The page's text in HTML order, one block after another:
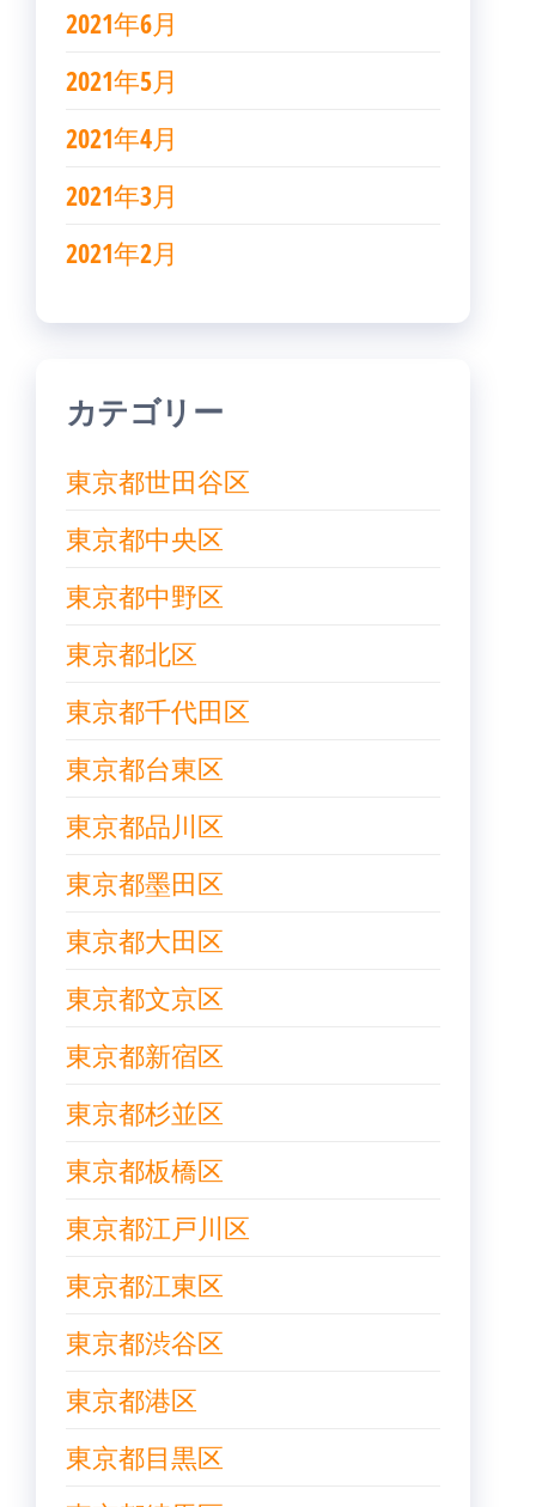
2021年6月
2021年5月
2021年4月
2021年3月
2021年2月
カテゴリー
東京都世田谷区
東京都中央区
東京都中野区
東京都北区
東京都千代田区
東京都台東区
東京都品川区
東京都墨田区
東京都大田区
東京都文京区
東京都新宿区
東京都杉並区
東京都板橋区
東京都江戸川区
東京都江東区
東京都渋谷区
東京都港区
東京都目黒区